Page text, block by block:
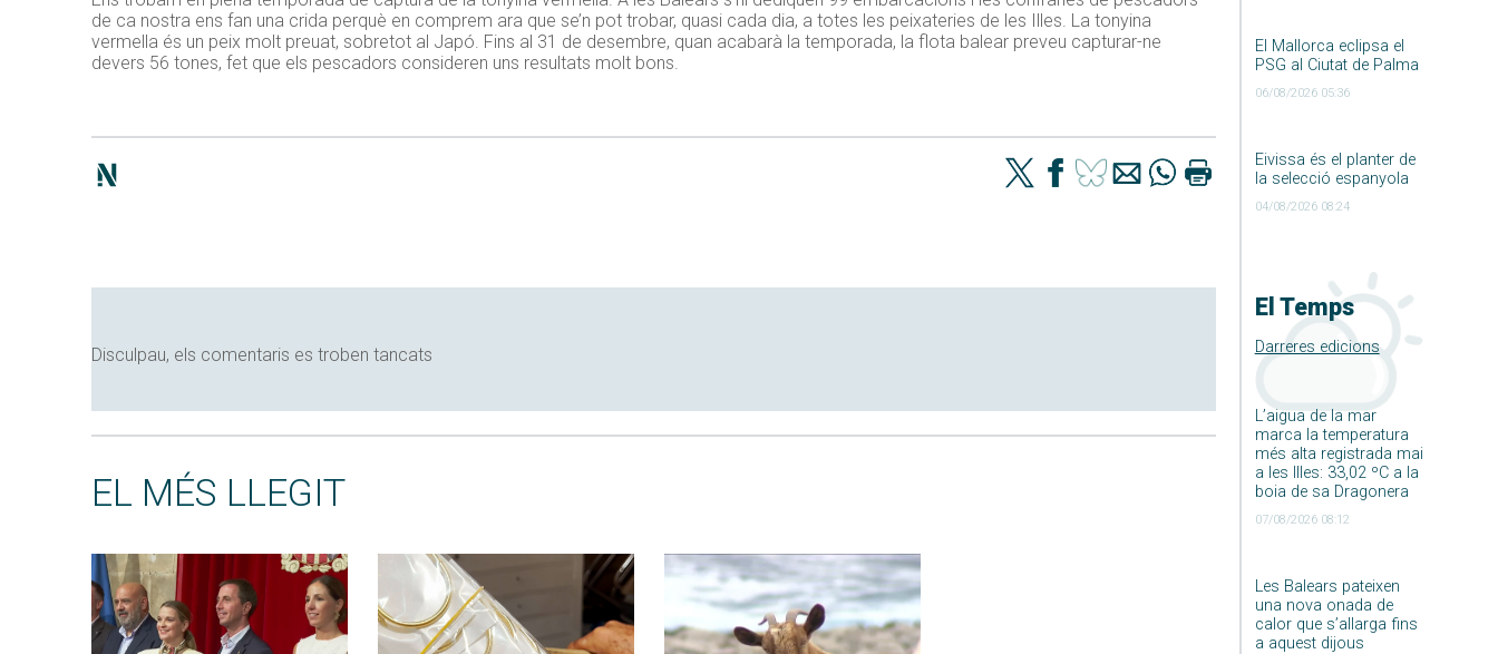
El Mallorca eclipsa el
PSG al Ciutat de Palma
06/08/2026 05:36
Eivissa és el planter de
la selecció espanyola
04/08/2026 08:24
El Temps
Darreres edicions
L’aigua de la mar
marca la temperatura
més alta registrada mai
a les Illes: 33,02 ºC a la
boia de sa Dragonera
07/08/2026 08:12
Les Balears pateixen
una nova onada de
calor que s’allarga fins
a aquest dijous
de ca nostra ens fan una crida perquè en comprem ara que se’n pot trobar, quasi cada dia, a totes les peixateries de les Illes. La tonyina
vermella és un peix molt preuat, sobretot al Japó. Fins al 31 de desembre, quan acabarà la temporada, la flota balear preveu capturar-ne
devers 56 tones, fet que els pescadors consideren uns resultats molt bons.
Disculpau, els comentaris es troben tancats
EL MÉS LLEGIT